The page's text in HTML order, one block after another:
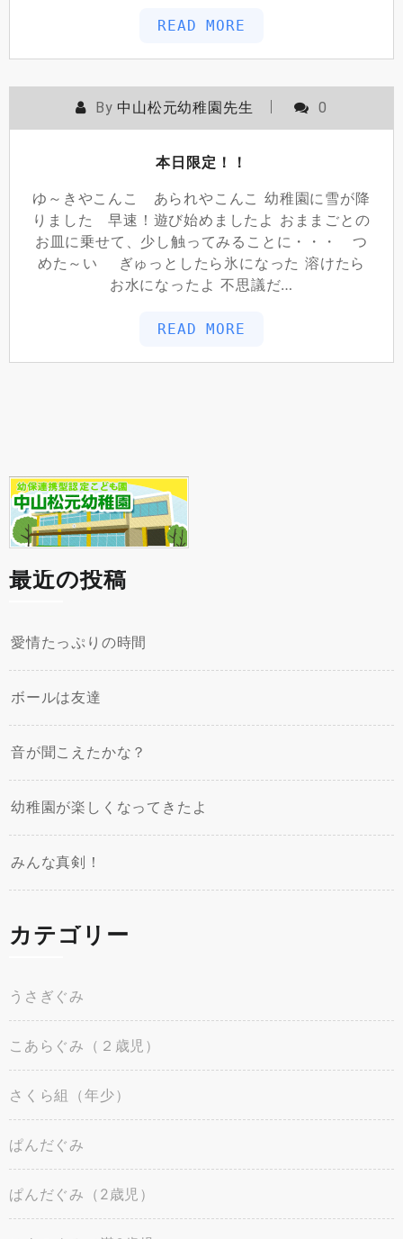
READ MORE
By 中山松元幼稚園先生 0
本日限定！！
ゆ～きやこんこ あられやこんこ 幼稚園に雪が降
りました 早速！遊び始めましたよ おままごとの
お皿に乗せて、少し触ってみることに・・・ つ
めた～い ぎゅっとしたら氷になった 溶けたら
お水になったよ 不思議だ…
READ MORE
最近の投稿
愛情たっぷりの時間
ボールは友達
音が聞こえたかな？
幼稚園が楽しくなってきたよ
みんな真剣！
カテゴリー
うさぎぐみ
こあらぐみ（２歳児）
さくら組（年少）
ぱんだぐみ
ぱんだぐみ（2歳児）